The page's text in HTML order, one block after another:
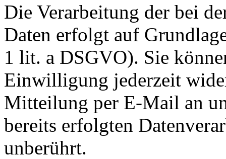
Die Verarbeitung der bei
Daten erfolgt auf
1 lit. a DSGVO). Sie
Einwilligung jederzeit
Mitteilung per E-Mail an
bereits erfolgten
unberührt.